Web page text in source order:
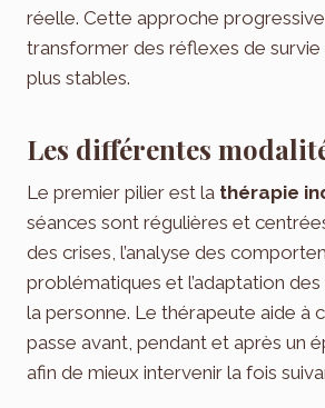
réelle. Cette approche
transformer des réflexes de
plus stables.
Les différentes
Le premier pilier est la thérapie
séances sont régulières et
des crises, l’analyse des
problématiques et l’adaptation
la personne. Le thérapeute aide à
passe avant, pendant et après un
afin de mieux intervenir la fois